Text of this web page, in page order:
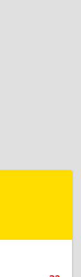
г, Ленина